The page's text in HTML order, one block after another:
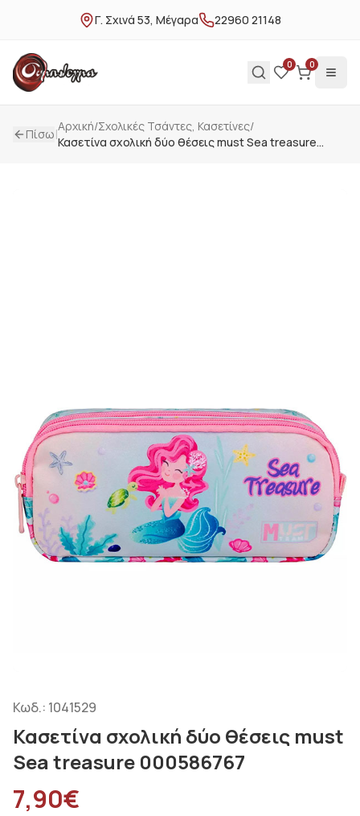
Γ. Σχινά 53, Μέγαρα 22960 21148
0 0
Πίσω|Αρχική/Σχολικές Τσάντες, Κασετίνες/
Κασετίνα σχολική δύο θέσεις must Sea treasure
Κωδ.: 1041529
Κασετίνα σχολική δύο θέσεις must
Sea treasure 000586767
7,90€